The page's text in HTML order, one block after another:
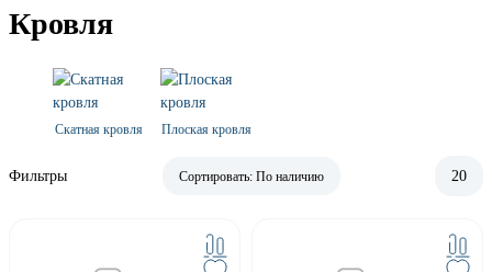
Кровля
Скатная кровля Плоская кровля
Фильтры Сортировать: По наличию 20